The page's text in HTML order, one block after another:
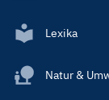
Lexika
Natur &